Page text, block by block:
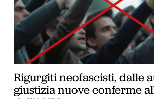
Rigurgiti neofascisti, dalle
giustizia nuove conferme